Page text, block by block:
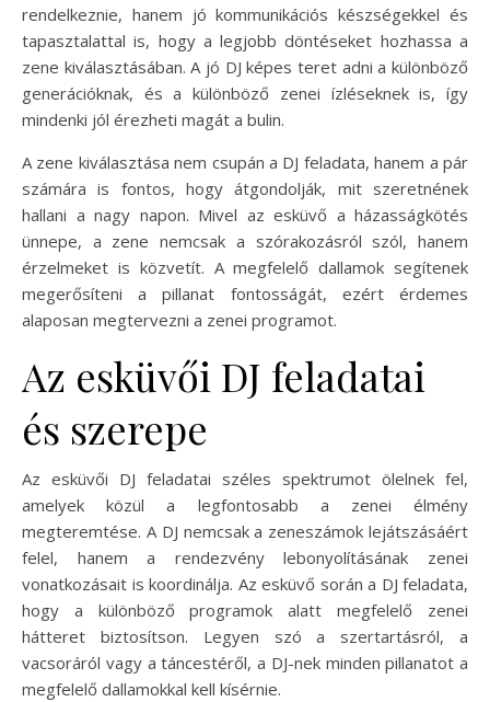
rendelkeznie, hanem jó kommunikációs készségekkel és
tapasztalattal is, hogy a legjobb döntéseket hozhassa a
zene kiválasztásában. A jó DJ képes teret adni a különböző
generációknak, és a különböző zenei ízléseknek is, így
mindenki jól érezheti magát a bulin.
A zene kiválasztása nem csupán a DJ feladata, hanem a pár
számára is fontos, hogy átgondolják, mit szeretnének
hallani a nagy napon. Mivel az esküvő a házasságkötés
ünnepe, a zene nemcsak a szórakozásról szól, hanem
érzelmeket is közvetít. A megfelelő dallamok segítenek
megerősíteni a pillanat fontosságát, ezért érdemes
alaposan megtervezni a zenei programot.
Az esküvői DJ feladatai
és szerepe
Az esküvői DJ feladatai széles spektrumot ölelnek fel,
amelyek közül a legfontosabb a zenei élmény
megteremtése. A DJ nemcsak a zeneszámok lejátszásáért
felel, hanem a rendezvény lebonyolításának zenei
vonatkozásait is koordinálja. Az esküvő során a DJ feladata,
hogy a különböző programok alatt megfelelő zenei
hátteret biztosítson. Legyen szó a szertartásról, a
vacsoráról vagy a táncestéről, a DJ-nek minden pillanatot a
megfelelő dallamokkal kell kísérnie.